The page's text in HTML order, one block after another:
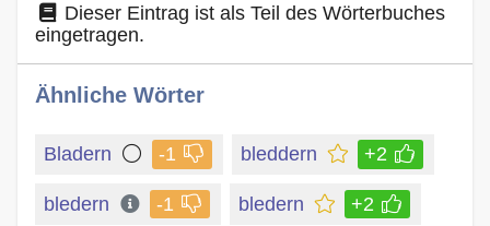
Dieser Eintrag ist als Teil des Wörterbuches
eingetragen.
Ähnliche Wörter
Bladern -1 bleddern +2
bledern -1 bledern +2